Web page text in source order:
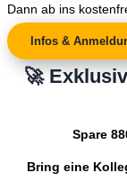
Dann ab ins
Infos &
🚀
Spare
Bring eine